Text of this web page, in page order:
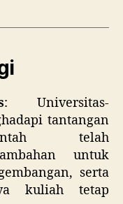
: Universitas-
tantangan
telah
untuk
serta
kuliah tetap